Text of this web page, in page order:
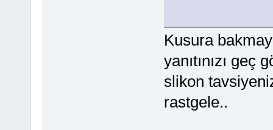
Kusura
yanıtınızı
slikon
rastgele..